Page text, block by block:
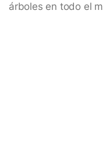
árboles en todo el